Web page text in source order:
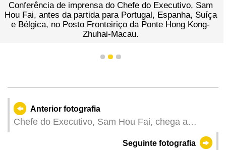
Conferência de imprensa do Chefe do Executivo, Sam
Hou Fai, antes da partida para Portugal, Espanha, Suíça
e Bélgica, no Posto Fronteiriço da Ponte Hong Kong-
Zhuhai-Macau.
1 2 3
Anterior fotografia
Chefe do Executivo, Sam Hou Fai, chega a
Seguinte fotografia